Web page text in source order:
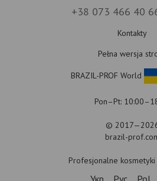
+38 073 466 40
Kontakty
Pełna wersja
BRAZIL-PROF World
Pon–Pt:
©
brazil-
Profesjonalne
Укр Рус Pol